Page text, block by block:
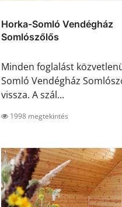
Horka-Somló Vendégház
Somlószőlős
Minden foglalást
Somló Vendégház
vissza. A szál...
1998 megtekintés